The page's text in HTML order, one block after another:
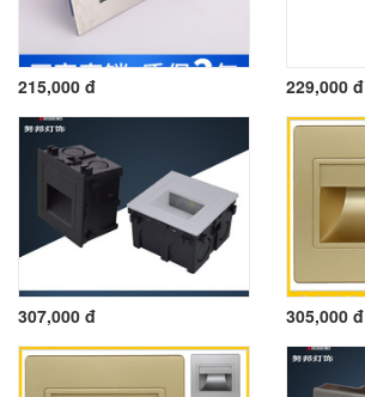
215,000 đ 229,000 đ
307,000 đ 305,000 đ